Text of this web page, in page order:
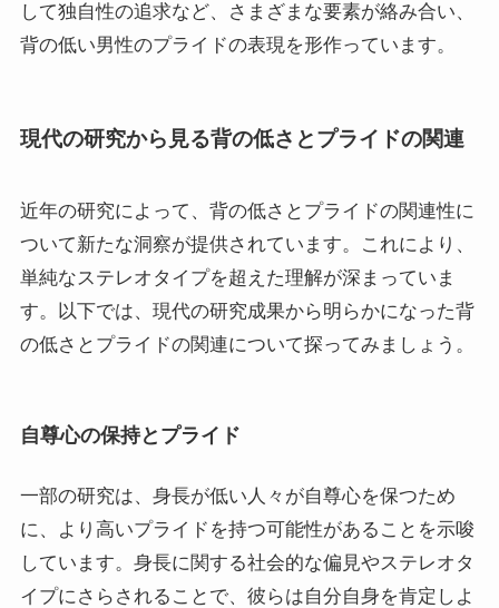
して独自性の追求など、さまざまな要素が絡み合い、
背の低い男性のプライドの表現を形作っています。
現代の研究から見る背の低さとプライドの関連
近年の研究によって、背の低さとプライドの関連性に
ついて新たな洞察が提供されています。これにより、
単純なステレオタイプを超えた理解が深まっていま
す。以下では、現代の研究成果から明らかになった背
の低さとプライドの関連について探ってみましょう。
自尊心の保持とプライド
一部の研究は、身長が低い人々が自尊心を保つため
に、より高いプライドを持つ可能性があることを示唆
しています。身長に関する社会的な偏見やステレオタ
イプにさらされることで、彼らは自分自身を肯定しよ